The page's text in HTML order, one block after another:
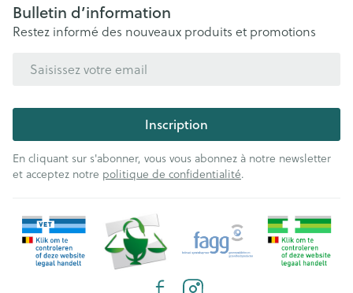
Bulletin d’information
Restez informé des nouveaux produits et promotions
Inscription
En cliquant sur s'abonner, vous vous abonnez à notre newsletter
et acceptez notre politique de confidentialité.